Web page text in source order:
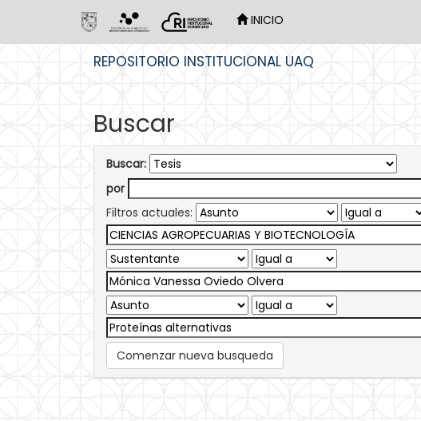
INICIO
REPOSITORIO INSTITUCIONAL UAQ
Buscar
Buscar:
por
Filtros actuales:
Comenzar nueva busqueda